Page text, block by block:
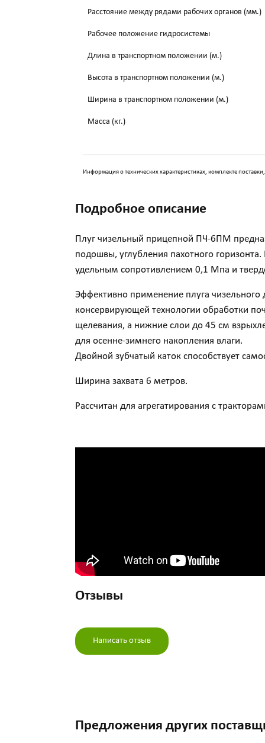
Расстояние между рядами рабочих органов (мм.)
Рабочее положение гидросистемы
Длина в транспортном положении (м.)
Высота в транспортном положении (м.)
Ширина в транспортном положении (м.)
Масса (кг.)
Информация о технических характеристиках, комплекте
Подробное описание
Плуг чизельный прицепной ПЧ-6ПМ
подошвы, углубления пахотного
удельным сопротивлением 0,1 Мпа и
Эффективно применение плуга чизельного
консервирующей технологии обработки
щелевания, а нижние слои до 45 см
для осенне-зимнего накопления влаги.
Двойной зубчатый каток способствует
Ширина захвата 6 метров.
Рассчитан для агрегатирования с
Отзывы
Написать отзыв
Предложения других